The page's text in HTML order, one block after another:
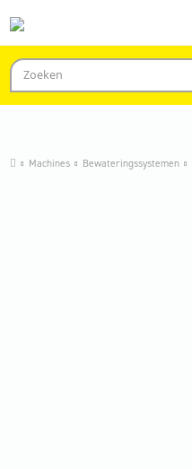
Machines Bewateringssystemen